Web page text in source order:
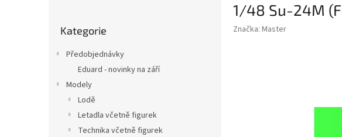
kategorie
Kategorie
Předobjednávky
Eduard - novinky na září
Modely
Lodě
Letadla včetně figurek
Technika včetně figurek
1/48 Su-24M
Značka: Master